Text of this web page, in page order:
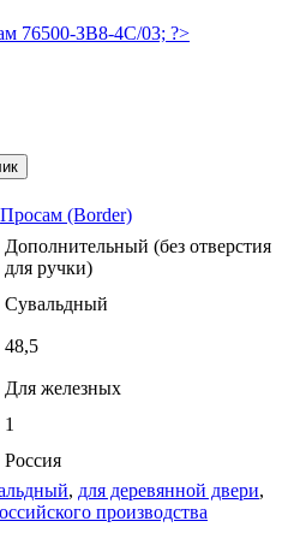
Просам (Border)
Дополнительный (без отверстия
для ручки)
Сувальдный
48,5
Для железных
1
Россия
, для деревянной двери,
производства